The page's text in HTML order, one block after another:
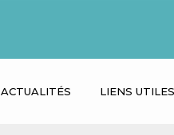
ACTUALITÉS LIENS UTILES